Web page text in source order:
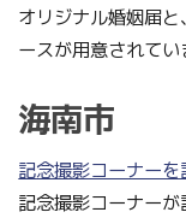
オリジナル婚姻届
ースが用意されてい
海南市
記念撮影コーナー
記念撮影コーナーが